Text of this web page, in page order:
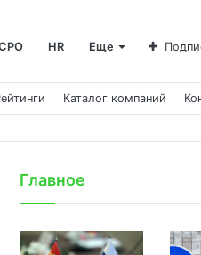
HR Еще
Каталог компаний
Главное